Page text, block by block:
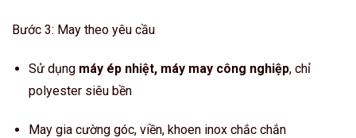
Bước 3: May theo yêu cầu
Sử dụng máy ép nhiệt, máy may công nghiệp, chỉ
polyester siêu bền
May gia cường góc, viền, khoen inox chắc chắn